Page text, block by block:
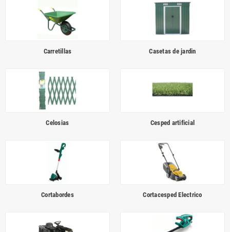
Carretillas Casetas de jardin
Celosias Cesped artificial
Cortabordes Cortacesped Electrico